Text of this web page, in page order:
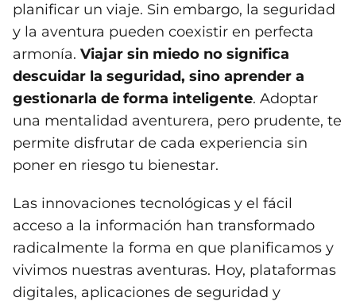
planificar un viaje. Sin embargo, la seguridad
y la aventura pueden coexistir en perfecta
armonía. Viajar sin miedo no significa
descuidar la seguridad, sino aprender a
gestionarla de forma inteligente. Adoptar
una mentalidad aventurera, pero prudente, te
permite disfrutar de cada experiencia sin
poner en riesgo tu bienestar.
Las innovaciones tecnológicas y el fácil
acceso a la información han transformado
radicalmente la forma en que planificamos y
vivimos nuestras aventuras. Hoy, plataformas
digitales, aplicaciones de seguridad y